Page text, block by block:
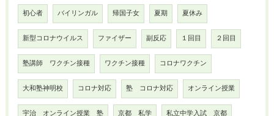
初心者 バイリンガル 帰国子女 夏期 夏休み
新型コロナウイルス ファイザー 副反応 １回目 ２回目
塾講師 ワクチン接種 ワクチン接種 コロナワクチン
大和塾神明校 コロナ対応 塾 コロナ対応 オンライン授業
宇治 オンライン授業 塾 京都 私学 私立中学入試 京都